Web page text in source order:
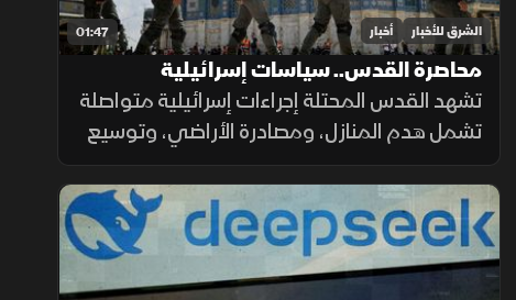
01:47 الشرق للأخبار أخبار
محاصرة القدس.. سياسات إسرائيلية
تشهد القدس المحتلة إجراءات إسرائيلية متواصلة
تشمل هدم المنازل، ومصادرة الأراضي، وتوسيع
المستوطنات، وتسوية الأراضي، وسط تحذيرات
من تغيير الواقع الديموغرافي والجغرافي
للمدينة.